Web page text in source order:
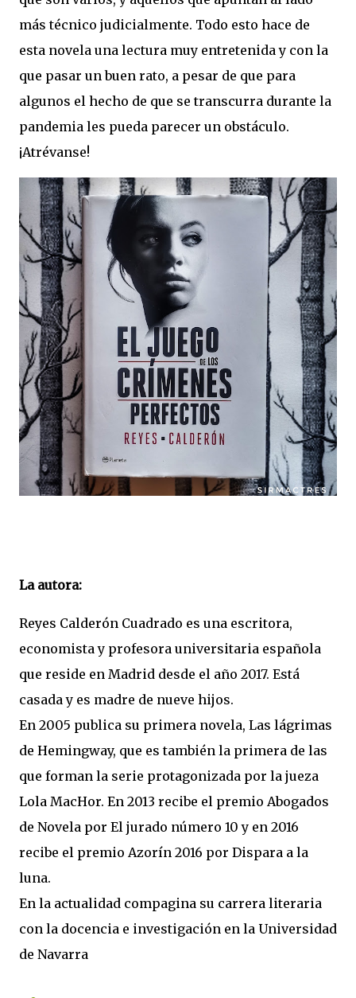
más técnico judicialmente. Todo esto hace de
esta novela una lectura muy entretenida y con la
que pasar un buen rato, a pesar de que para
algunos el hecho de que se transcurra durante la
pandemia les pueda parecer un obstáculo.
¡Atrévanse!
La autora:
Reyes Calderón Cuadrado​​ es una escritora,
economista y profesora universitaria española
que reside en Madrid desde el año 2017. Está
casada y es madre de nueve hijos.
En 2005 publica su primera novela, Las lágrimas
de Hemingway, que es también la primera de las
que forman la serie protagonizada por la jueza
Lola MacHor. En 2013 recibe el premio Abogados
de Novela por El jurado número 10 y en 2016
recibe el premio Azorín 2016 por Dispara a la
luna.
En la actualidad compagina su carrera literaria
con la docencia e investigación en la Universidad
de Navarra